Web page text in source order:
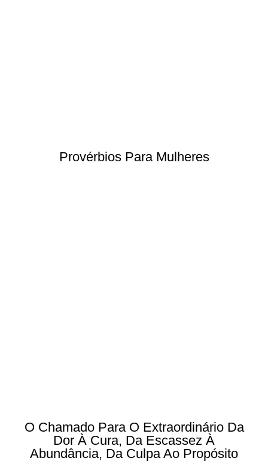
Provérbios Para Mulheres
O Chamado Para O Extraordinário Da
Dor À Cura, Da Escassez À
Abundância, Da Culpa Ao Propósito